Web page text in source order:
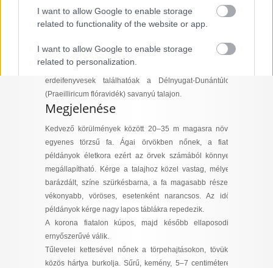
I want to allow Google to enable storage
related to functionality of the website or app.
I want to allow Google to enable storage
related to personalization.
I want to allow Google to enable storage
related to security, including authentication
functionality and fraud prevention, and other
user protection.
CONFIRM
Data Deletion Data Access Privacy Policy
Elterjedési területe a jégkorszakban a felmelegedések
és lehűlések hatására többször is jelentősen eltolódott
feldarabolódott.
Nem őshonos, ám értékes, védett fajokban gazdag
erdeifenyvesek találhatóak a Délnyugat-Dunántúlon
(Praeilliricum flóravidék) savanyú talajon.
Megjelenése
Kedvező körülmények között 20–35 m magasra növő,
egyenes törzsű fa. Ágai örvökben nőnek, a fiatal
példányok életkora ezért az örvek számából könnyen
megállapítható. Kérge a talajhoz közel vastag, mélyen
barázdált, színe szürkésbarna, a fa magasabb részein
vékonyabb, vöröses, esetenként narancsos. Az idős
példányok kérge nagy lapos táblákra repedezik.
A korona fiatalon kúpos, majd később ellaposodik,
ernyőszerűvé válik.
Tűlevelei kettesével nőnek a törpehajtásokon, tövüket
közös hártya burkolja. Sűrű, kemény, 5–7 centiméteres